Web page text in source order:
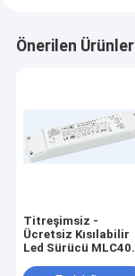
Önerilen Ürünler
Titreşimsiz -
Ücretsiz Kısılabilir
Led Sürücü